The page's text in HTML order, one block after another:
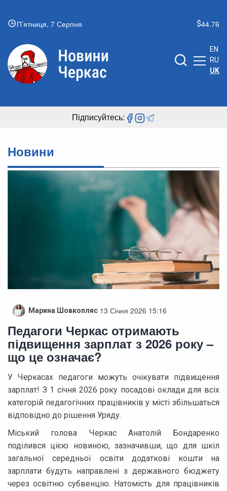
П’ятниця, 7 Серпня 44.76
EN
RU
UK
Підписуйтесь:
Новини
Марина Шовкопляс 13 Січня 2026 15:16
Педагоги Черкас отримають
підвищення зарплат з 2026 року –
що це означає?
У Черкасах педагоги можуть очікувати підвищення
зарплат! З 1 січня 2026 року посадові оклади для всіх
категорій педагогічних працівників у місті збільшаться
відповідно до рішення Уряду.
Міський голова Черкас Анатолій Бондаренко
поділився цією новиною, зазначивши, що для шкіл
загальної середньої освіти додаткові кошти на
зарплати будуть направлені з державного бюджету
через освітню субвенцію. Натомість для працівників